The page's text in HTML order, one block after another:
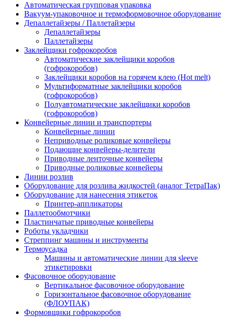
Автоматическая групповая упаковка
Вакуум-упаковочное и термоформовочное оборудование
Депаллетайзеры / Паллетайзеры
Депаллетайзеры
Паллетайзеры
Заклейщики гофрокоробов
Автоматические заклейщики коробов
(гофрокоробов)
Заклейщики коробов на горячем клею (Hot melt)
Мультиформатные заклейщики коробов
(гофрокоробов)
Полуавтоматические заклейщики коробов
(гофрокоробов)
Конвейерные линии и транспортеры
Конвейерные линии
Неприводные роликовые конвейеры
Подающие конвейеры-делители
Приводные ленточные конвейеры
Приводные роликовые конвейеры
Линии розлив
Оборудование для розлива жидкостей (аналог ТетраПак)
Оборудование для нанесения этикеток
Принтер-аппликаторы
Паллетообмотчики
Пластинчатые приводные конвейеры
Роботы укладчики
Стреппинг машины и инструменты
Термоусадка
Машины и автоматические линии для sleeve
этикетировки
Фасовочное оборудование
Вертикальное фасовочное оборудование
Горизонтальное фасовочное оборудование
(ФЛОУПАК)
Формовщики гофрокоробов